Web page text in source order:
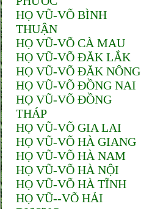
HỌ VŨ-VÕ BÌNH
THUẬN
HỌ VŨ-VÕ CÀ MAU
HỌ VŨ-VÕ ĐĂK LẮK
HỌ VŨ-VÕ ĐĂK NÔNG
HỌ VŨ-VÕ ĐỒNG NAI
HỌ VŨ-VÕ ĐỒNG
THÁP
HỌ VŨ-VÕ GIA LAI
HỌ VŨ-VÕ HÀ GIANG
HỌ VŨ-VÕ HÀ NAM
HỌ VŨ-VÕ HÀ NỘI
HỌ VŨ-VÕ HÀ TĨNH
HỌ VŨ--VÕ HẢI